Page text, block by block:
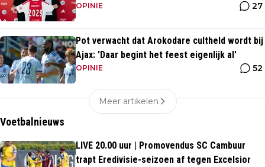
OPINIE 27
Pot verwacht dat Arokodare cultheld wordt bij
Ajax: 'Daar begint het feest eigenlijk al'
OPINIE 52
Meer artikelen
Voetbalnieuws
LIVE 20.00 uur | Promovendus SC Cambuur
trapt Eredivisie-seizoen af tegen Excelsior